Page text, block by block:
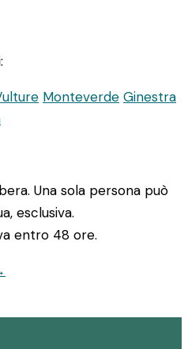
Monteverde Ginestra
Una sola persona può
esclusiva.
entro 48 ore.